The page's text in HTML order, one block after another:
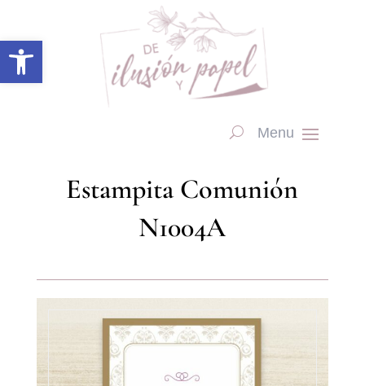
Abrir barra de herramientas
Estampita Comunión
N1004A